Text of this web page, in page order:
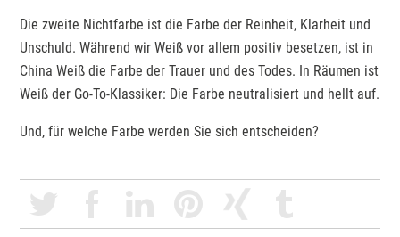
Die zweite Nichtfarbe ist die Farbe der Reinheit, Klarheit und
Unschuld. Während wir Weiß vor allem positiv besetzen, ist in
China Weiß die Farbe der Trauer und des Todes. In Räumen ist
Weiß der Go-To-Klassiker: Die Farbe neutralisiert und hellt auf.
Und, für welche Farbe werden Sie sich entscheiden?